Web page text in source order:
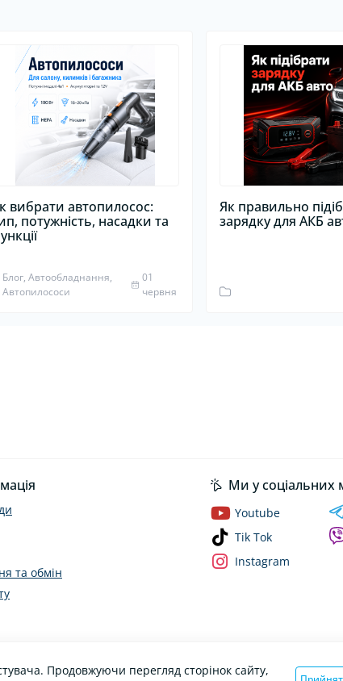
вибрати автопилосос:
потужність, насадки та
Блог, Автообладнання,
Автопилососи
01
червня
Як правильно
зарядку для АКБ
та обмін
Ми у соціальних
Youtube
Tik Tok
Instagram
Продовжуючи перегляд сторінок сайту,